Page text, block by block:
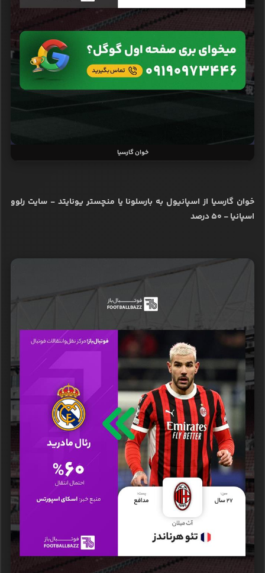
خوان گارسیا
خوان گارسیا از اسپانیول به بارسلونا یا منچستر یونایتد - سایت رلوو
اسپانیا - ۵۰ درصد